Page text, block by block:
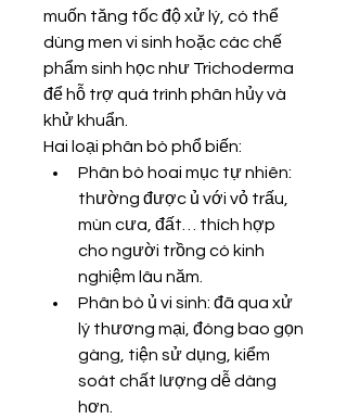
muốn tăng tốc độ xử lý, có thể
dùng men vi sinh hoặc các chế
phẩm sinh học như Trichoderma
để hỗ trợ quá trình phân hủy và
khử khuẩn.
Hai loại phân bò phổ biến:
Phân bò hoai mục tự nhiên:
thường được ủ với vỏ trấu,
mùn cưa, đất… thích hợp
cho người trồng có kinh
nghiệm lâu năm.
Phân bò ủ vi sinh: đã qua xử
lý thương mại, đóng bao gọn
gàng, tiện sử dụng, kiểm
soát chất lượng dễ dàng
hơn.